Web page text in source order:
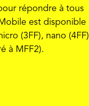
répondre à tous
est disponible
(3FF), nano (4FF)
à MFF2).